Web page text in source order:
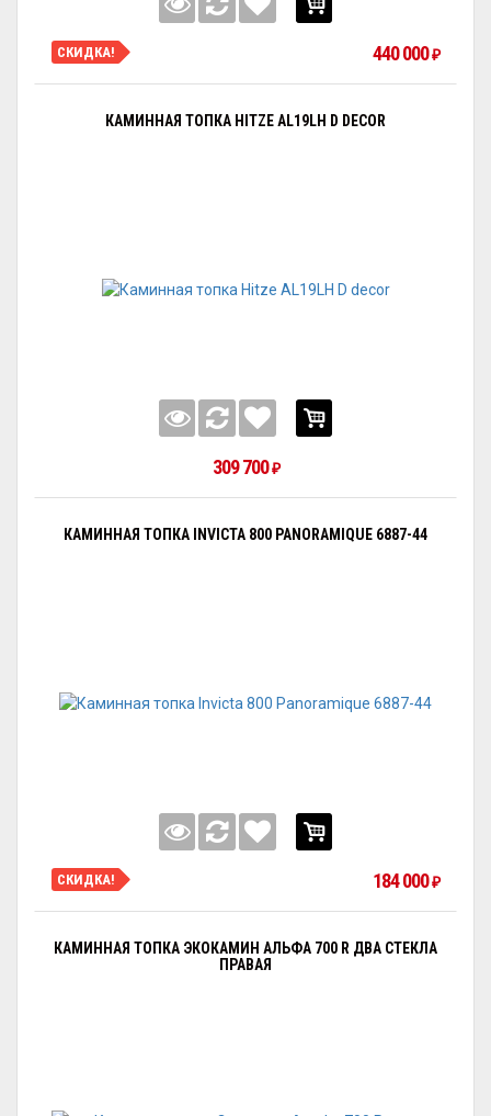
СКИДКА! 440 000₽
КАМИННАЯ ТОПКА HITZE AL19LH D DECOR
309 700₽
КАМИННАЯ ТОПКА INVICTA 800 PANORAMIQUE 6887-44
СКИДКА! 184 000₽
КАМИННАЯ ТОПКА ЭКОКАМИН АЛЬФА 700 R ДВА СТЕКЛА
ПРАВАЯ